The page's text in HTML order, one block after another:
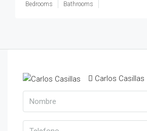
Bedrooms Bathrooms
Carlos Casillas